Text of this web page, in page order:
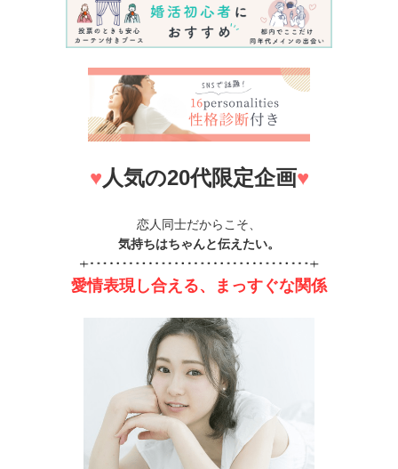
♥人気の20代限定企画♥
恋人同士だからこそ、
気持ちはちゃんと伝えたい。
愛情表現し合える、まっすぐな関係